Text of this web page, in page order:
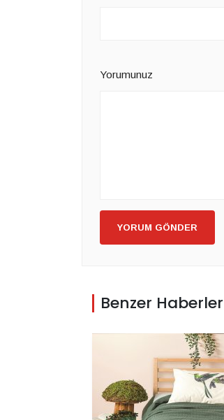
Yorumunuz
YORUM GÖNDER
Benzer Haberler